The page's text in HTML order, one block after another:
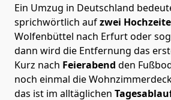
Ein Umzug in Deutschland
sprichwörtlich aufzwei
Wolfenbüttel nach Erfurt oder
dann wird die Entfernung das
Kurz nach Feierabend den
noch einmal die
das ist im alltäglichen